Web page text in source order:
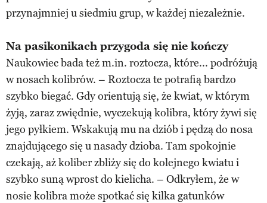
przynajmniej u siedmiu grup, w każdej niezależnie.
Na pasikonikach przygoda się nie kończy
Naukowiec bada też m.in. roztocza, które... podróżują
w nosach kolibrów. – Roztocza te potrafią bardzo
szybko biegać. Gdy orientują się, że kwiat, w którym
żyją, zaraz zwiędnie, wyczekują kolibra, który żywi się
jego pyłkiem. Wskakują mu na dziób i pędzą do nosa
znajdującego się u nasady dzioba. Tam spokojnie
czekają, aż koliber zbliży się do kolejnego kwiatu i
szybko suną wprost do kielicha. – Odkryłem, że w
nosie kolibra może spotkać się kilka gatunków